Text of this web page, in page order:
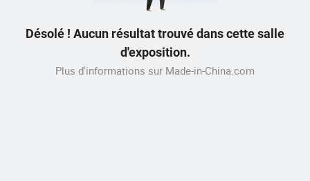
Désolé ! Aucun résultat trouvé dans cette salle
d'exposition.
Plus d'informations sur Made-in-China.com